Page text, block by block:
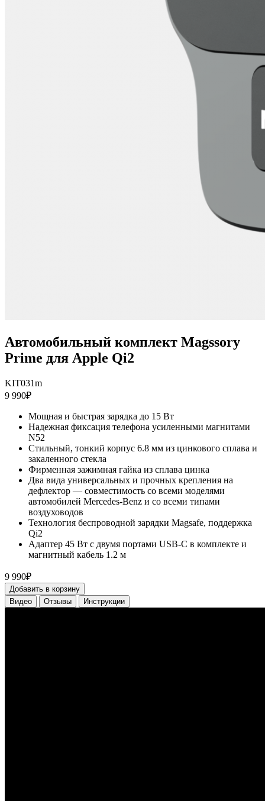
Автомобильный комплект Magssory
Prime для Apple Qi2
KIT031m
9 990₽
Мощная и быстрая зарядка до 15 Вт
Надежная фиксация телефона усиленными магнитами
N52
Стильный, тонкий корпус 6.8 мм из цинкового сплава и
закаленного стекла
Фирменная зажимная гайка из сплава цинка
Два вида универсальных и прочных крепления на
дефлектор — совместимость со всеми моделями
автомобилей Mercedes-Benz и со всеми типами
воздуховодов
Технология беспроводной зарядки Magsafe, поддержка
Qi2
Адаптер 45 Вт с двумя портами USB-C в комплекте и
магнитный кабель 1.2 м
9 990₽
Добавить в корзину
Видео
Отзывы Инструкции